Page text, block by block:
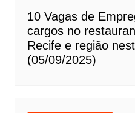
10 Vagas de
cargos no
Recife e região
(05/09/2025)